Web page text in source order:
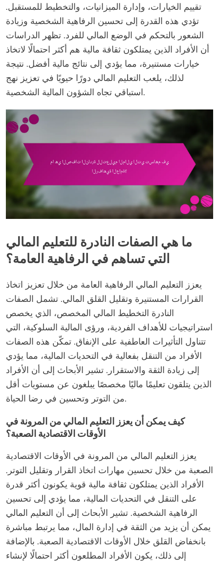
تقييم الخيارات، وإدارة الميزانيات، والتخطيط للمستقبل.
تؤدي هذه القدرة إلى تحسين الرفاهية الشخصية وزيادة
الشعور بالتحكم في الوضع المالي للفرد. تظهر الدراسات
أن الأفراد الذين يمتلكون ثقافة مالية هم أكثر احتمالًا لاتخاذ
خيارات مستنيرة، مما يؤدي إلى نتائج مالية أفضل. نتيجة
لذلك، يلعب التعليم المالي دورًا حيويًا في تعزيز نهج
استباقي تجاه الشؤون المالية الشخصية.
ما هي الصفات النادرة للتعليم المالي
التي تساهم في الرفاهية العامة؟
يعزز التعليم المالي الرفاهية العامة من خلال تعزيز اتخاذ
القرارات المستنيرة وتقليل القلق المالي. تشمل الصفات
النادرة التخطيط المالي المخصص، الذي يخصص
استراتيجيات للأهداف الفردية، ورؤى المالية السلوكية، التي
تتناول التأثيرات العاطفية على الإنفاق. تمكّن هذه الصفات
الأفراد من التنقل بفعالية في التحديات المالية، مما يؤدي
إلى زيادة الثقة والاستقرار. تشير الأبحاث إلى أن الأفراد
الذين يتلقون تعليمًا ماليًا مخصصًا يبلغون عن مستويات أقل
من التوتر وتحسين في رضا الحياة.
كيف يمكن أن يعزز التعليم المالي من المرونة في
الأوقات الاقتصادية الصعبة؟
يعزز التعليم المالي من المرونة في الأوقات الاقتصادية
الصعبة من خلال تحسين مهارات اتخاذ القرار وتقليل التوتر.
الأفراد الذين يمتلكون ثقافة مالية قوية يكونون أكثر قدرة
على التنقل في التحديات المالية، مما يؤدي إلى تحسين
الرفاهية الشخصية. تشير الأبحاث إلى أن التعليم المالي
يمكن أن يزيد من الثقة في إدارة المال، مما يرتبط مباشرة
بانخفاض القلق خلال الأوقات الاقتصادية الصعبة. بالإضافة
إلى ذلك، يكون الأفراد المطلعون أكثر احتمالًا لإنشاء